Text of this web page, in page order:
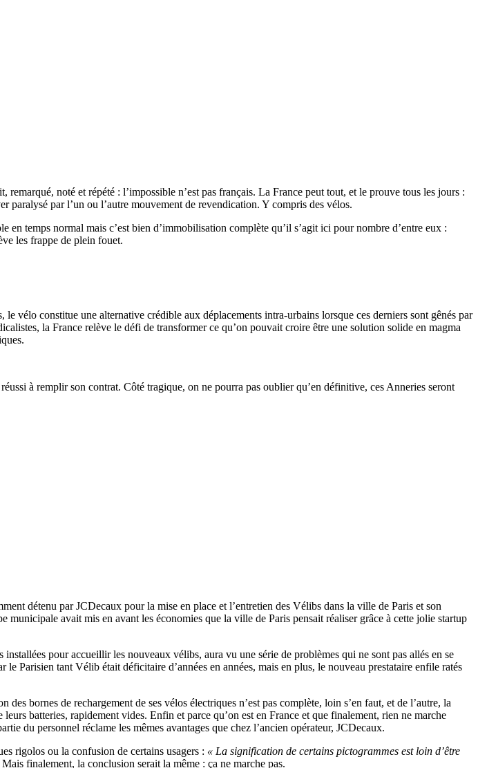
remarqué, noté et répété : l’impossible n’est pas français. La France peut tout, et le prouve tous les jours :
paralysé par l’un ou l’autre mouvement de revendication. Y compris des vélos.
en temps normal mais c’est bien d’immobilisation complète qu’il s’agit ici pour nombre d’entre eux :
les frappe de plein fouet.
vélo constitue une alternative crédible aux déplacements intra-urbains lorsque ces derniers sont gênés par
la France relève le défi de transformer ce qu’on pouvait croire être une solution solide en magma
à remplir son contrat. Côté tragique, on ne pourra pas oublier qu’en définitive, ces Anneries seront
détenu par JCDecaux pour la mise en place et l’entretien des Vélibs dans la ville de Paris et son
avait mis en avant les économies que la ville de Paris pensait réaliser grâce à cette jolie startup
pour accueillir les nouveaux vélibs, aura vu une série de problèmes qui ne sont pas allés en se
Parisien tant Vélib était déficitaire d’années en années, mais en plus, le nouveau prestataire enfile ratés
bornes de rechargement de ses vélos électriques n’est pas complète, loin s’en faut, et de l’autre, la
batteries, rapidement vides. Enfin et parce qu’on est en France et que finalement, rien ne marche
du personnel réclame les mêmes avantages que chez l’ancien opérateur, JCDecaux.
rigolos ou la confusion de certains usagers : « La signification de certains pictogrammes est loin d’être
Mais finalement, la conclusion serait la même : ça ne marche pas.